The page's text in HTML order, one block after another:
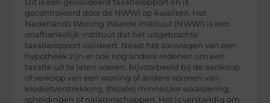
Dit is een gevalideerd taxatierapport en is
gecontroleerd door de NWWI op kwaliteit. Het
Nederlands Woning Waarde Instituut (NWWI) is een
onafhankelijk instituut dat het uitgebrachte
taxatierapport valideert. Naast het aanvragen van een
hypotheek zijn er ook nog andere redenen om een
taxatie uit te laten voeren: bijvoorbeeld bij de aankoop
of verkoop van een woning of andere vormen van
kredietverstrekking, (fiscale) minnelijke waardering,
scheidingen of nalatenschappen. Het is verstandig om